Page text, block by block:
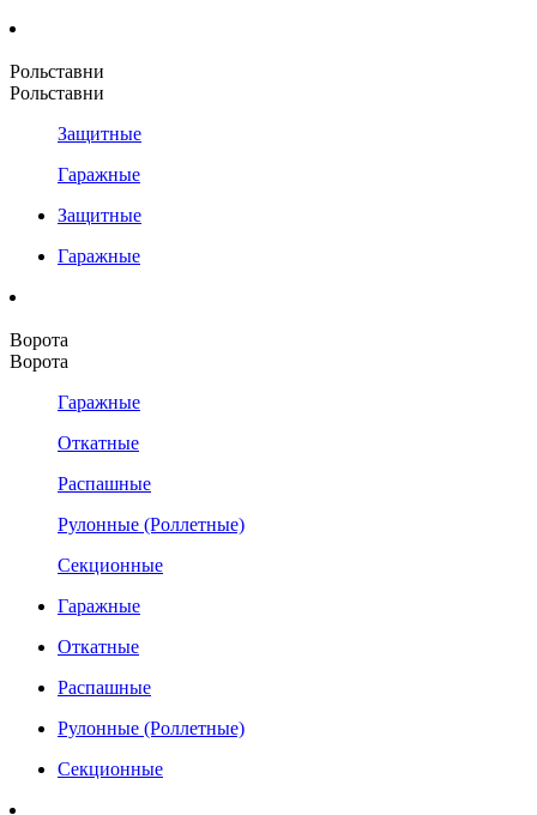
Рольставни
Рольставни
Защитные
Гаражные
Защитные
Гаражные
Ворота
Ворота
Гаражные
Откатные
Распашные
Рулонные (Роллетные)
Секционные
Гаражные
Откатные
Распашные
Рулонные (Роллетные)
Секционные